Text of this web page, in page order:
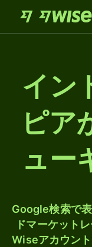
イン
ピア
ュー
Google検索で
ドマーケット
Wiseアカウント